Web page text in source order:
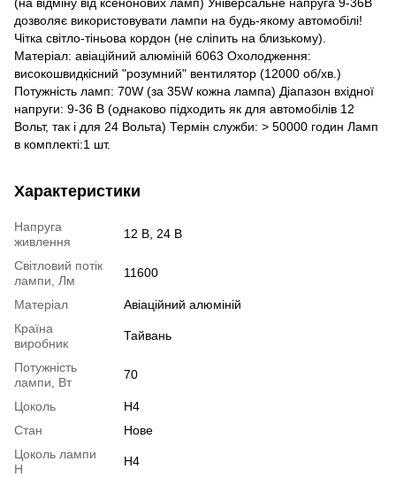
дозволяє використовувати лампи на будь-якому автомобілі!
Чітка світло-тіньова кордон (не сліпить на близькому).
Матеріал: авіаційний алюміній 6063 Охолодження:
високошвидкісний "розумний" вентилятор (12000 об/хв.)
Потужність ламп: 70W (за 35W кожна лампа) Діапазон вхідної
напруги: 9-36 В (однаково підходить як для автомобілів 12
Вольт, так і для 24 Вольта) Термін служби: > 50000 годин Ламп
в комплекті:1 шт.
Характеристики
Напруга
живлення
12 В, 24 В
Світловий потік
лампи, Лм
11600
Матеріал
Авіаційний алюміній
Країна
виробник
Тайвань
Потужність
лампи, Вт
70
Цоколь
H4
Стан
Нове
Цоколь лампи
H
H4